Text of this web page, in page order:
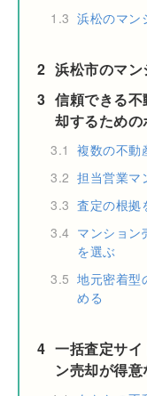
1.3 浜松のマン
2 浜松市のマ
3 信頼できる
却するための
3.1 複数の不動
3.2 担当営業マ
3.3 査定の根拠
3.4 マンション
を選ぶ
3.5 地元密着型
める
4 一括査定サイ
ン売却が得